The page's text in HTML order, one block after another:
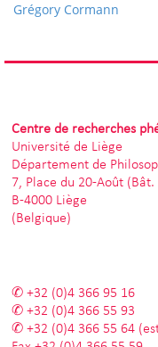
Grégory Cormann
Centre de recherches
Université de Liège
Département de
7, Place du 20-Août (Bât.
B-4000 Liège
(Belgique)
+32 (0)4 366 95 16
+32 (0)4 366 55 93
+32 (0)4 366 55 64